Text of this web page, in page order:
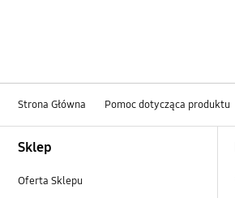
Strona Główna Pomoc dotycząca produktu
Sklep
Oferta Sklepu